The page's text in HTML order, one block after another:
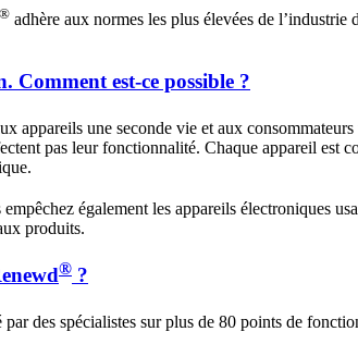
® adhère aux normes les plus élevées de
Comment est-ce possible ?
appareils une seconde vie et aux
pas leur fonctionnalité. Chaque appareil
également les appareils électroniques
produits.
® ?
des spécialistes sur plus de 80 points de